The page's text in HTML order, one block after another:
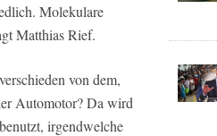
Molekulare
Matthias Rief.
von dem,
Automotor? Da wird
irgendwelche